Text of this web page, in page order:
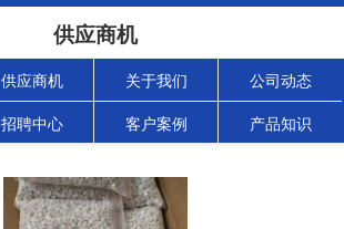
供应商机
供应商机 关于我们 公司动态
招聘中心 客户案例 产品知识